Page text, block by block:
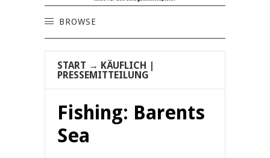
BROWSE
START → KÄUFLICH
PRESSEMITTEILUNG
Fishing: Barents
Sea